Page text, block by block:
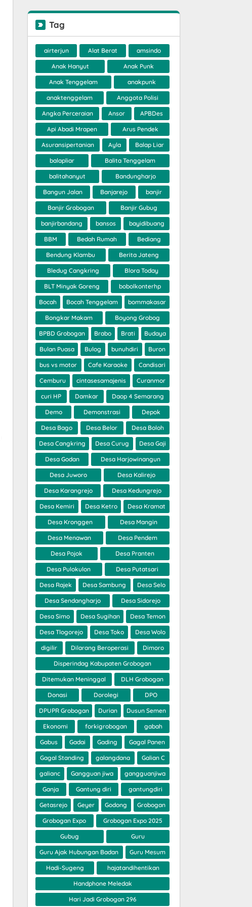
Tag
airterjun Alat Berat amsindo
Anak Hanyut Anak Punk
Anak Tenggelam anakpunk
anaktenggelam Anggota Polisi
Angka Perceraian Ansor APBDes
Api Abadi Mrapen Arus Pendek
Asuransipertanian Ayla Balap Liar
balapliar Balita Tenggelam
balitahanyut Bandungharjo
Bangun Jalan Banjarejo banjir
Banjir Grobogan Banjir Gubug
banjirbandang bansos bayidibuang
BBM Bedah Rumah Bediang
Bendung Klambu Berita Jateng
Bledug Cangkring Blora Today
BLT Minyak Goreng bobolkonterhp
Bocah Bocah Tenggelam bommakasar
Bongkar Makam Boyong Grobog
BPBD Grobogan Brabo Brati Budaya
Bulan Puasa Bulog bunuhdiri Buron
bus vs motor Cafe Karaoke Candisari
Cemburu cintasesamajenis Curanmor
curi HP Damkar Daop 4 Semarang
Demo Demonstrasi Depok
Desa Bago Desa Belor Desa Boloh
Desa Cangkring Desa Curug Desa Gaji
Desa Godan Desa Harjowinangun
Desa Juworo Desa Kalirejo
Desa Karangrejo Desa Kedungrejo
Desa Kemiri Desa Ketro Desa Kramat
Desa Kronggen Desa Mangin
Desa Menawan Desa Pendem
Desa Pojok Desa Pranten
Desa Pulokulon Desa Putatsari
Desa Rajek Desa Sambung Desa Selo
Desa Sendangharjo Desa Sidorejo
Desa Simo Desa Sugihan Desa Temon
Desa Tlogorejo Desa Toko Desa Wolo
digilir Dilarang Beroperasi Dimoro
Disperindag Kabupaten Grobogan
Ditemukan Meninggal DLH Grobogan
Donasi Dorolegi DPO
DPUPR Grobogan Durian Dusun Semen
Ekonomi forkigrobogan gabah
Gabus Gadai Gading Gagal Panen
Gagal Standing galangdana Galian C
galianc Gangguan jiwa gangguanjiwa
Ganja Gantung diri gantungdiri
Getasrejo Geyer Godong Grobogan
Grobogan Expo Grobogan Expo 2025
Gubug Guru
Guru Ajak Hubungan Badan Guru Mesum
Hadi-Sugeng hajatandihentikan
Handphone Meledak
Hari Jadi Grobogan 296